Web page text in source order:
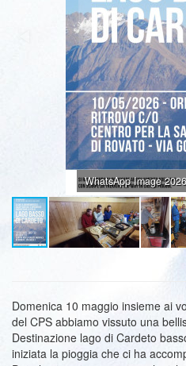
WhatsApp Image
Domenica 10 maggio insieme ai
del CPS abbiamo vissuto una
Destinazione lago di Cardeto
iniziata la pioggia che ci ha